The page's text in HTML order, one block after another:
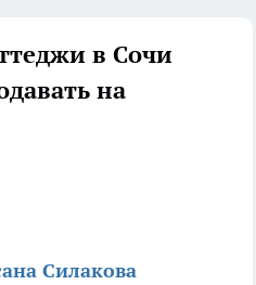
в Сочи
на
Силакова